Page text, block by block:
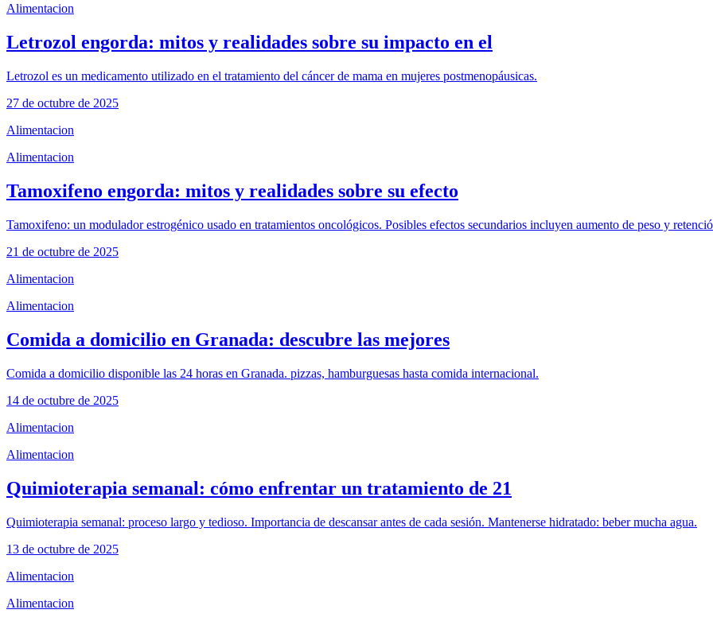
Alimentacion
Letrozol engorda: mitos y realidades sobre su impacto en el
Letrozol es un medicamento utilizado en el tratamiento del cáncer de mama en mujeres postmenopáusicas.
27 de octubre de 2025
Alimentacion
Alimentacion
Tamoxifeno engorda: mitos y realidades sobre su efecto
Tamoxifeno: un modulador estrogénico usado en tratamientos oncológicos. Posibles efectos secundarios incluyen aumento de peso y
21 de octubre de 2025
Alimentacion
Alimentacion
Comida a domicilio en Granada: descubre las mejores
Comida a domicilio disponible las 24 horas en Granada. pizzas, hamburguesas hasta comida internacional.
14 de octubre de 2025
Alimentacion
Alimentacion
Quimioterapia semanal: cómo enfrentar un tratamiento de 21
Quimioterapia semanal: proceso largo y tedioso. Importancia de descansar antes de cada sesión. Mantenerse hidratado: beber mucha agua.
13 de octubre de 2025
Alimentacion
Alimentacion